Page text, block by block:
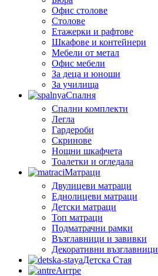
Офис столове
Столове
Етажерки и рафтове
Шкафове и контейнери
Мебели от метал
Офис мебели
За деца и юноши
За училища
Спалня
Спални комплекти
Легла
Гардероби
Скринове
Нощни шкафчета
Тоалетки и огледала
Матраци
Двулицеви матраци
Еднолицеви матраци
Детски матраци
Топ матраци
Подматрачни рамки
Възглавници и завивки
Декоративни възглавници
Детска Стая
Антре